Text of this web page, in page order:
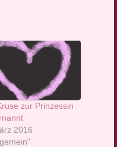
zur Prinzessin
2016